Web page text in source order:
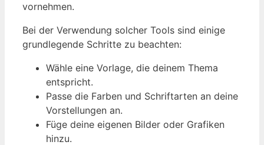
vornehmen.
Bei der Verwendung solcher Tools sind einige
grundlegende Schritte zu beachten:
Wähle eine Vorlage, die deinem Thema
entspricht.
Passe die Farben und Schriftarten an deine
Vorstellungen an.
Füge deine eigenen Bilder oder Grafiken
hinzu.